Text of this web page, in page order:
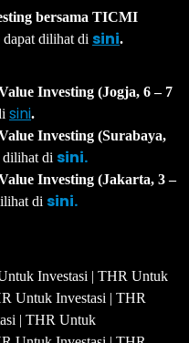
bersama TICMI
dapat dilihat di sini.
Investing (Jogja, 6 – 7
sini.
Investing (Surabaya,
dilihat di sini.
Investing (Jakarta, 3 –
di sini.
Investasi | THR Untuk
Untuk Investasi | THR
| THR Untuk